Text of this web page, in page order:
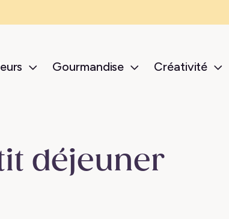
Gourmandise Créativité
déjeuner